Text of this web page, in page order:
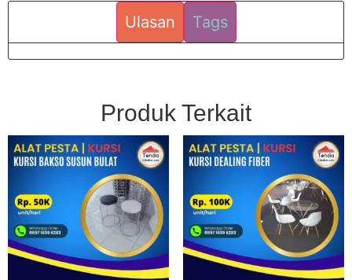
Ulasan Tags
Produk Terkait